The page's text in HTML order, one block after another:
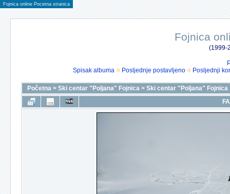
Fojnica online Pocetna stranica
Fojnica
(1999-
Spisak albuma
Posljednje postavljeno Posljednji
Početna > Ski centar "Poljana" Fojnica > Ski centar "Poljana" Fojnica